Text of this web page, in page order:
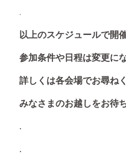
.
以上のスケジュールで開
参加条件や日程は変更に
詳しくは各会場でお尋ね
みなさまのお越しをお待
.
.